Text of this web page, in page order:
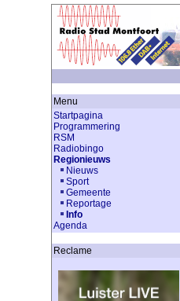
Menu
Startpagina
Programmering
RSM
Radiobingo
Regionieuws
Nieuws
Sport
Gemeente
Reportage
Info
Agenda
Reclame